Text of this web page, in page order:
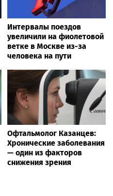
Интервалы поездов
увеличили на фиолетовой
ветке в Москве из-за
человека на пути
Офтальмолог Казанцев:
Хронические заболевания
— один из факторов
снижения зрения